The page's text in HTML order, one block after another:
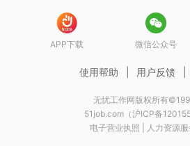
APP下载 微信公众号
使用帮助 用户反馈
无忧工作网版权所有
51job.com（沪ICP备
电子营业执照
人力资源